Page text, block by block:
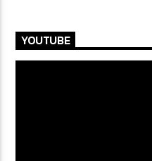
YOUTUBE